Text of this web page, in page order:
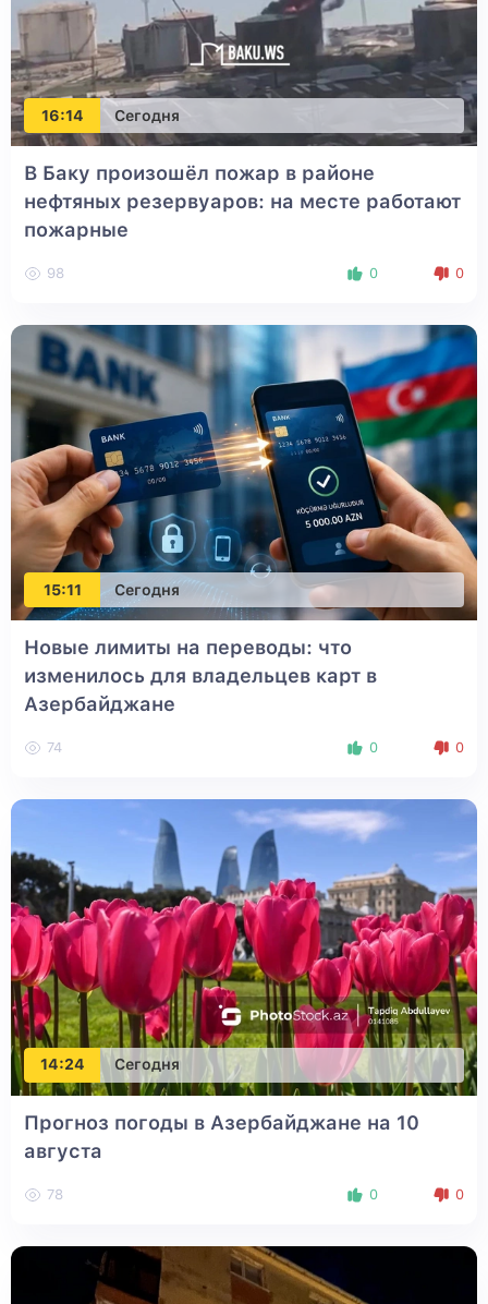
16:14 Сегодня
В Баку произошёл пожар в районе
нефтяных резервуаров: на месте работают
пожарные
98 0 0
15:11 Сегодня
Новые лимиты на переводы: что
изменилось для владельцев карт в
Азербайджане
74 0 0
14:24 Сегодня
Прогноз погоды в Азербайджане на 10
августа
78 0 0